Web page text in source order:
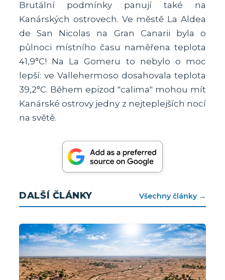
Brutální podmínky panují také na
Kanárských ostrovech. Ve městě La Aldea
de San Nicolas na Gran Canarii byla o
půlnoci místního času naměřena teplota
41,9°C! Na La Gomeru to nebylo o moc
lepší: ve Vallehermoso dosahovala teplota
39,2°C. Během epizod "calima" mohou mít
Kanárské ostrovy jedny z nejteplejších nocí
na světě.
DALŠÍ ČLÁNKY Všechny články →